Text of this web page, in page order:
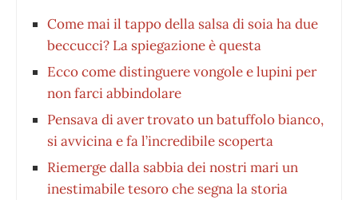
Come mai il tappo della salsa di soia ha due
beccucci? La spiegazione è questa
Ecco come distinguere vongole e lupini per
non farci abbindolare
Pensava di aver trovato un batuffolo bianco,
si avvicina e fa l’incredibile scoperta
Riemerge dalla sabbia dei nostri mari un
inestimabile tesoro che segna la storia